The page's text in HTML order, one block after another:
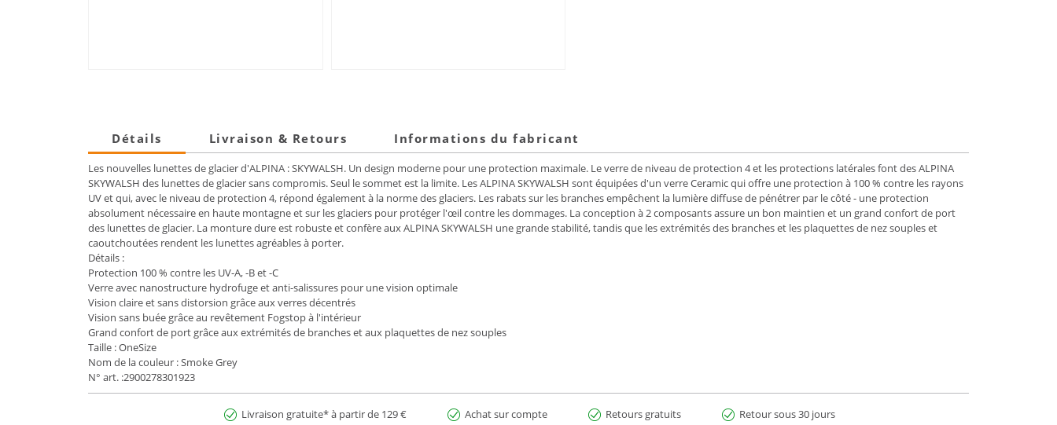
Détails Livraison & Retours Informations du fabricant
Les nouvelles lunettes de glacier d'ALPINA : SKYWALSH. Un design moderne pour une protection maximale. Le verre de niveau de protection 4 et les protections latérales font des ALPINA
SKYWALSH des lunettes de glacier sans compromis. Seul le sommet est la limite. Les ALPINA SKYWALSH sont équipées d'un verre Ceramic qui offre une protection à 100 % contre les rayons
UV et qui, avec le niveau de protection 4, répond également à la norme des glaciers. Les rabats sur les branches empêchent la lumière diffuse de pénétrer par le côté - une protection
absolument nécessaire en haute montagne et sur les glaciers pour protéger l'œil contre les dommages. La conception à 2 composants assure un bon maintien et un grand confort de port
des lunettes de glacier. La monture dure est robuste et confère aux ALPINA SKYWALSH une grande stabilité, tandis que les extrémités des branches et les plaquettes de nez souples et
caoutchoutées rendent les lunettes agréables à porter.
Détails :
Protection 100 % contre les UV-A, -B et -C
Verre avec nanostructure hydrofuge et anti-salissures pour une vision optimale
Vision claire et sans distorsion grâce aux verres décentrés
Vision sans buée grâce au revêtement Fogstop à l'intérieur
Grand confort de port grâce aux extrémités de branches et aux plaquettes de nez souples
Taille : OneSize
Nom de la couleur : Smoke Grey
N° art. :2900278301923
Livraison gratuite* à partir de 129 € Achat sur compte Retours gratuits Retour sous 30 jours